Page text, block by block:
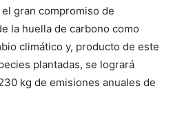
gran compromiso de
la huella de carbono como
climático y, producto de este
plantadas, se logrará
kg de emisiones anuales de